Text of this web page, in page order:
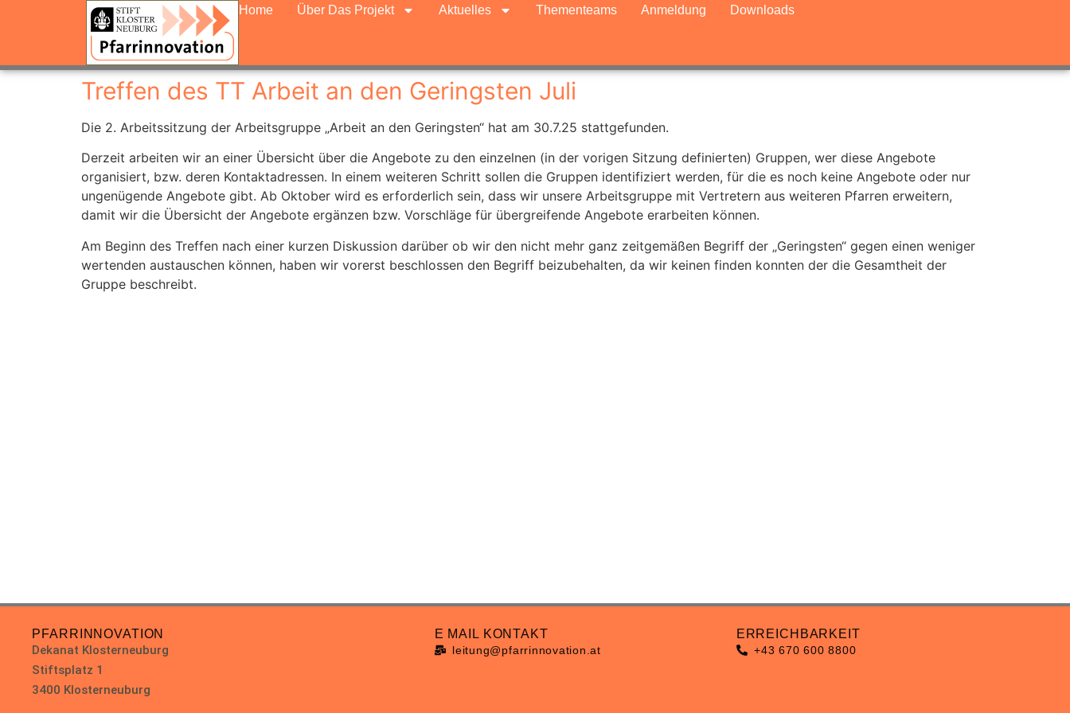
Home Über Das Projekt Aktuelles Thementeams Anmeldung Downloads
Treffen des TT Arbeit an den Geringsten Juli
Die 2. Arbeitssitzung der Arbeitsgruppe „Arbeit an den Geringsten“ hat am 30.7.25 stattgefunden.
Derzeit arbeiten wir an einer Übersicht über die Angebote zu den einzelnen (in der vorigen Sitzung definierten) Gruppen, wer diese Angebote
organisiert, bzw. deren Kontaktadressen. In einem weiteren Schritt sollen die Gruppen identifiziert werden, für die es noch keine Angebote oder nur
ungenügende Angebote gibt. Ab Oktober wird es erforderlich sein, dass wir unsere Arbeitsgruppe mit Vertretern aus weiteren Pfarren erweitern,
damit wir die Übersicht der Angebote ergänzen bzw. Vorschläge für übergreifende Angebote erarbeiten können.
Am Beginn des Treffen nach einer kurzen Diskussion darüber ob wir den nicht mehr ganz zeitgemäßen Begriff der „Geringsten“ gegen einen weniger
wertenden austauschen können, haben wir vorerst beschlossen den Begriff beizubehalten, da wir keinen finden konnten der die Gesamtheit der
Gruppe beschreibt.
PFARRINNOVATION
Dekanat Klosterneuburg
Stiftsplatz 1
3400 Klosterneuburg
E MAIL KONTAKT
leitung@pfarrinnovation.at
ERREICHBARKEIT
+43 670 600 8800